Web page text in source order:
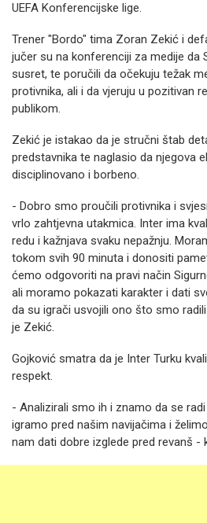
UEFA Konferencijske lige.
Trener "Bordo" tima Zoran Zekić i
jučer su na konferenciji za medije da
susret, te poručili da očekuju težak
protivnika, ali i da vjeruju u pozitivan
publikom.
Zekić je istakao da je stručni štab
predstavnika te naglasio da njegova
disciplinovano i borbeno.
- Dobro smo proučili protivnika i
vrlo zahtjevna utakmica. Inter ima
redu i kažnjava svaku nepažnju.
tokom svih 90 minuta i donositi
ćemo odgovoriti na pravi način
ali moramo pokazati karakter i dati
da su igrači usvojili ono što smo
je Zekić.
Gojković smatra da je Inter Turku
respekt.
- Analizirali smo ih i znamo da se
igramo pred našim navijačima i
nam dati dobre izglede pred revanš -